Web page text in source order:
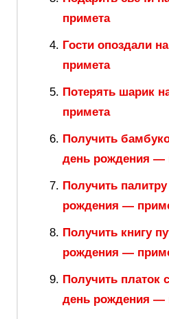
примета
Гости опоздали
примета
Потерять шарик
примета
Получить
день рождения —
Получить
рождения —
Получить книгу
рождения —
Получить платок
день рождения —